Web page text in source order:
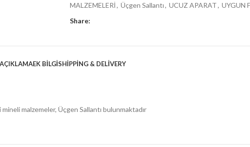
MALZEMELERİ, Üçgen Sallantı, UCUZ APARAT, UYGUN
Share:
AÇIKLAMAEK BILGISHIPPING & DELIVERY
malzemeler, Üçgen Sallantı bulunmaktadır